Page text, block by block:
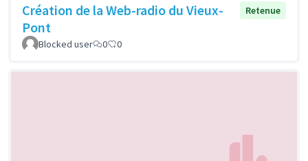
Création de la Web-radio du Vieux-
Pont
Retenue
Blocked user 0 0